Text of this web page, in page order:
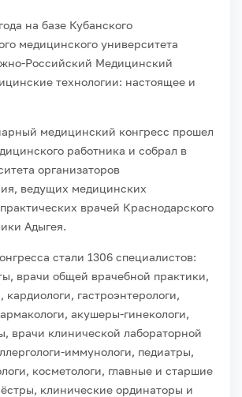
на базе Кубанского
медицинского университета
Российский Медицинский
технологии: настоящее и
медицинский конгресс прошел
работника и собрал в
организаторов
ведущих медицинских
врачей Краснодарского
Адыгея.
стали 1306 специалистов:
врачи общей врачебной практики,
кардиологи, гастроэнтерологи,
акушеры-гинекологи,
врачи клинической лабораторной
иммунологи, педиатры,
косметологи, главные и старшие
клинические ординаторы и